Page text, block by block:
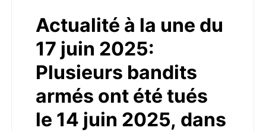
Actualité à la une du
17 juin 2025:
Plusieurs bandits
armés ont été tués
le 14 juin 2025, dans